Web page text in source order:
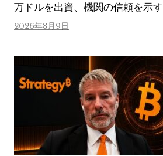
万ドルを出資、機関の信頼を示す
2026年8月9日